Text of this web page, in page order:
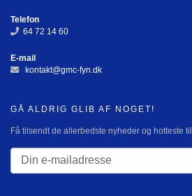
Telefon
64 72 14 60
E-mail
kontakt@gmc-fyn.dk
GÅ ALDRIG GLIB AF NOGET!
Få tilsendt de allerbedste nyheder og hotteste